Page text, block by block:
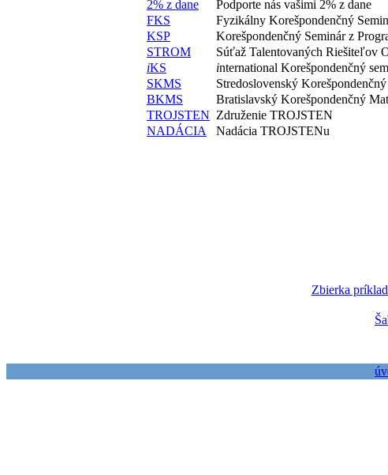
2% z dane
Podporte nás vašimi 2% z dane
FKS
Fyzikálny Korešpondenčný
KSP
Korešpondenčný Seminár z
STROM
Súťaž Talentovaných Riešiteľov
iKS international Korešpondenčný
SKMS
Stredoslovenský
BKMS
Bratislavský Korešpondenčný
TROJSTEN Združenie TROJSTEN
NADÁCIA
Nadácia TROJSTENu
Zbierka